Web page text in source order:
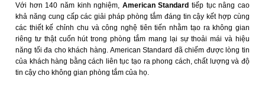
Với hơn 140 năm kinh nghiệm, American Standard tiếp tục nâng cao
khả năng cung cấp các giải pháp phòng tắm đáng tin cậy kết hợp cùng
các thiết kế chỉnh chu và công nghệ tiên tiến nhằm tạo ra không gian
riêng tư thật cuốn hút trong phòng tắm mang lại sự thoải mái và hiệu
năng tối đa cho khách hàng. American Standard đã chiếm được lòng tin
của khách hàng bằng cách liên tục tạo ra phong cách, chất lượng và độ
tin cậy cho không gian phòng tắm của họ.